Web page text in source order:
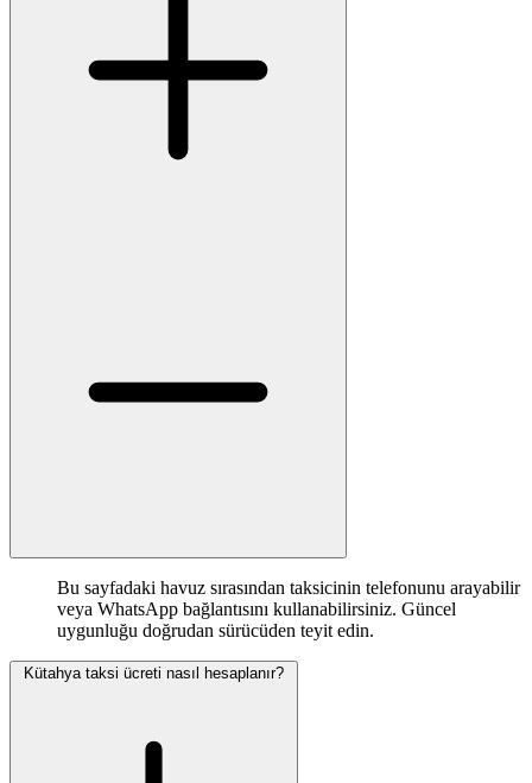
Bu sayfadaki havuz sırasından taksicinin telefonunu arayabilir
veya WhatsApp bağlantısını kullanabilirsiniz. Güncel
uygunluğu doğrudan sürücüden teyit edin.
Kütahya taksi ücreti nasıl hesaplanır?